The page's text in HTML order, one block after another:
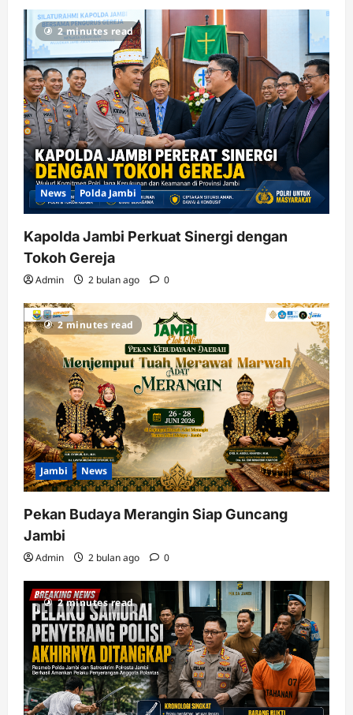
2 minutes read
News Polda Jambi
Kapolda Jambi Perkuat Sinergi dengan
Tokoh Gereja
Admin 2 bulan ago 0
2 minutes read
Jambi News
Pekan Budaya Merangin Siap Guncang
Jambi
Admin 2 bulan ago 0
2 minutes read